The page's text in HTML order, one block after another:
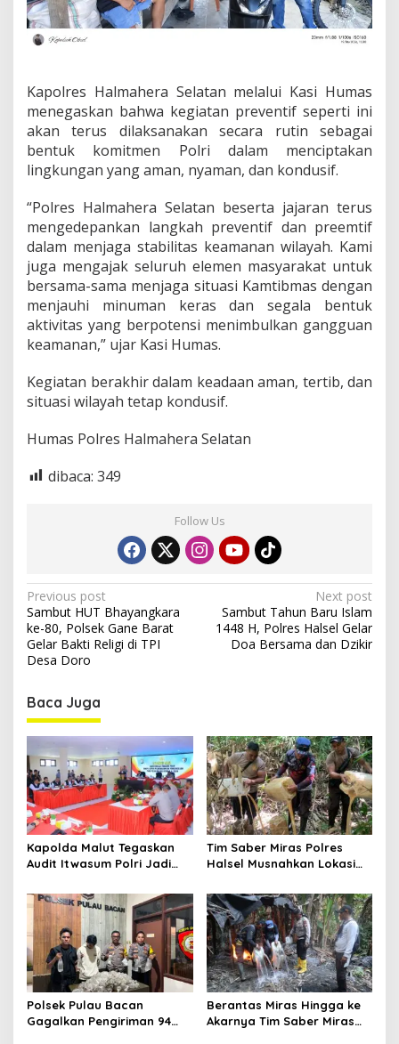
Kapolres Halmahera Selatan melalui Kasi Humas
menegaskan bahwa kegiatan preventif seperti ini
akan terus dilaksanakan secara rutin sebagai
bentuk komitmen Polri dalam menciptakan
lingkungan yang aman, nyaman, dan kondusif.
“Polres Halmahera Selatan beserta jajaran terus
mengedepankan langkah preventif dan preemtif
dalam menjaga stabilitas keamanan wilayah. Kami
juga mengajak seluruh elemen masyarakat untuk
bersama-sama menjaga situasi Kamtibmas dengan
menjauhi minuman keras dan segala bentuk
aktivitas yang berpotensi menimbulkan gangguan
keamanan,” ujar Kasi Humas.
Kegiatan berakhir dalam keadaan aman, tertib, dan
situasi wilayah tetap kondusif.
Humas Polres Halmahera Selatan
dibaca: 349
Follow Us
P
o
s
n
a
v
i
g
a
t
i
o
n
Previous post
Sambut HUT Bhayangkara
ke-80, Polsek Gane Barat
Gelar Bakti Religi di TPI
Desa Doro
Next post
Sambut Tahun Baru Islam
1448 H, Polres Halsel Gelar
Doa Bersama dan Dzikir
Baca Juga
Kapolda Malut Tegaskan
Audit Itwasum Polri Jadi
Akuntabilitas dan Kinerja
Tim Saber Miras Polres
Halsel Musnahkan Lokasi
Desa Sawadai
Polsek Pulau Bacan
Gagalkan Pengiriman 94
Berantas Miras Hingga ke
Akarnya Tim Saber Miras